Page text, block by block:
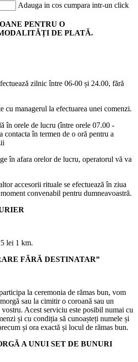
Adauga in cos cumpara intr-un click
PENTRU O
DE PLATĂ.
zilnic între 06-00 și 24.00, fără
cu managerul la efectuarea unei comenzi.
în orele de lucru (între orele 07.00 -
contacta în termen de o oră pentru a
în afara orelor de lucru, operatorul vă va
accesorii rituale se efectuează în ziua
convenabil pentru dumneavoastră.
lei 1 km.
FĂRĂ DESTINATAR”
la ceremonia de rămas bun, vom
sau la cimitir o coroană sau un
Acest serviciu este posibil numai cu
și cu condiția să cunoașteți numele și
și ora exactă și locul de rămas bun.
A UNUI SET DE BUNURI